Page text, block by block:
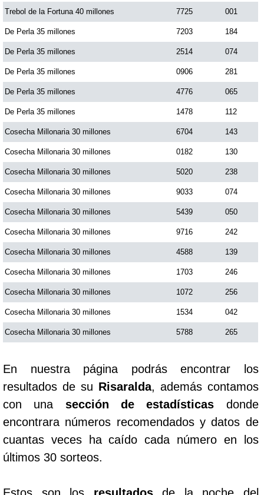
Paisita Noche
Paisita 3
Pick 3 Día
Pick 3 Noche
Pick 4 Día
Pick 4 Noche
Pijao de Oro
Saman de la suerte
Sinuano Día
Sinuano Noche
Super Chontico Noche
Trebol de la Fortuna 40 millones 7725 001
De Perla 35 millones 7203 184
De Perla 35 millones 2514 074
De Perla 35 millones 0906 281
De Perla 35 millones 4776 065
De Perla 35 millones 1478 112
Cosecha Millonaria 30 millones 6704 143
Cosecha Millonaria 30 millones 0182 130
Cosecha Millonaria 30 millones 5020 238
Cosecha Millonaria 30 millones 9033 074
Cosecha Millonaria 30 millones 5439 050
Cosecha Millonaria 30 millones 9716 242
Cosecha Millonaria 30 millones 4588 139
Cosecha Millonaria 30 millones 1703 246
Cosecha Millonaria 30 millones 1072 256
Cosecha Millonaria 30 millones 1534 042
Cosecha Millonaria 30 millones 5788 265
En nuestra página podrás encontrar los
resultados de su Risaralda, además contamos
con una sección de estadísticas donde
encontrara números recomendados y datos de
cuantas veces ha caído cada número en los
últimos 30 sorteos.